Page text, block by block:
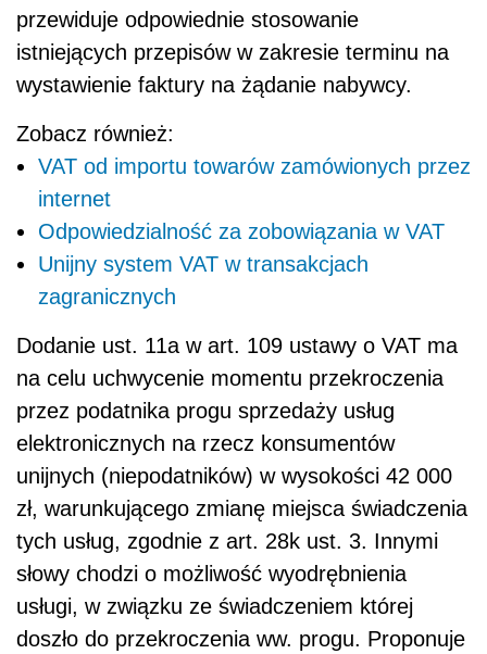
przewiduje odpowiednie stosowanie
istniejących przepisów w zakresie terminu na
wystawienie faktury na żądanie nabywcy.
Zobacz również:
VAT od importu towarów zamówionych przez
internet
Odpowiedzialność za zobowiązania w VAT
Unijny system VAT w transakcjach
zagranicznych
Dodanie ust. 11a w art. 109 ustawy o VAT ma
na celu uchwycenie momentu przekroczenia
przez podatnika progu sprzedaży usług
elektronicznych na rzecz konsumentów
unijnych (niepodatników) w wysokości 42 000
zł, warunkującego zmianę miejsca świadczenia
tych usług, zgodnie z art. 28k ust. 3. Innymi
słowy chodzi o możliwość wyodrębnienia
usługi, w związku ze świadczeniem której
doszło do przekroczenia ww. progu. Proponuje